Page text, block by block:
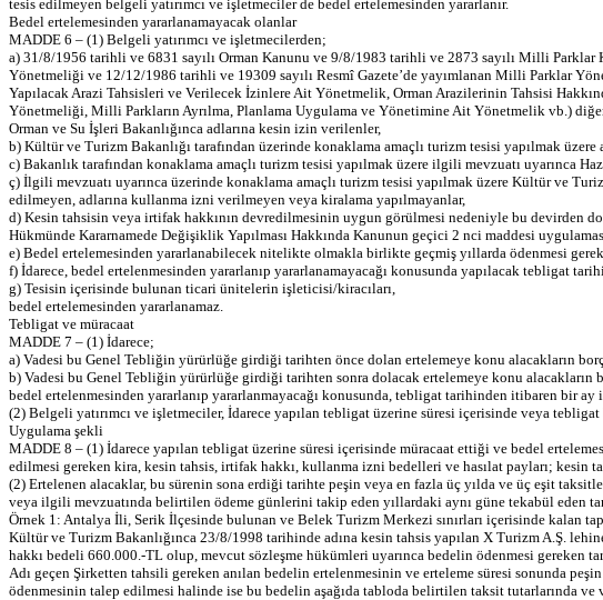
tesis edilmeyen belgeli yatırımcı ve işletmeciler de bedel ertelemesinden yararlanır.
Bedel ertelemesinden yararlanamayacak olanlar
MADDE 6 – (1) Belgeli yatırımcı ve işletmecilerden;
a) 31/8/1956 tarihli ve 6831 sayılı Orman Kanunu ve 9/8/1983 tarihli ve 2873 sayılı Milli
Yönetmeliği ve 12/12/1986 tarihli ve 19309 sayılı Resmî Gazete’de yayımlanan Milli Parklar
Yapılacak Arazi Tahsisleri ve Verilecek İzinlere Ait Yönetmelik, Orman Arazilerinin Tahsisi
Yönetmeliği, Milli Parkların Ayrılma, Planlama Uygulama ve Yönetimine Ait Yönetmelik vb.)
Orman ve Su İşleri Bakanlığınca adlarına kesin izin verilenler,
b) Kültür ve Turizm Bakanlığı tarafından üzerinde konaklama amaçlı turizm tesisi yapılmak üzere
c) Bakanlık tarafından konaklama amaçlı turizm tesisi yapılmak üzere ilgili mevzuatı uyarınca
ç) İlgili mevzuatı uyarınca üzerinde konaklama amaçlı turizm tesisi yapılmak üzere Kültür ve
edilmeyen, adlarına kullanma izni verilmeyen veya kiralama yapılmayanlar,
d) Kesin tahsisin veya irtifak hakkının devredilmesinin uygun görülmesi nedeniyle bu devirden
Hükmünde Kararnamede Değişiklik Yapılması Hakkında Kanunun geçici 2 nci maddesi
e) Bedel ertelemesinden yararlanabilecek nitelikte olmakla birlikte geçmiş yıllarda ödenmesi
f) İdarece, bedel ertelenmesinden yararlanıp yararlanamayacağı konusunda yapılacak tebligat
g) Tesisin içerisinde bulunan ticari ünitelerin işleticisi/kiracıları,
bedel ertelemesinden yararlanamaz.
Tebligat ve müracaat
MADDE 7 – (1) İdarece;
a) Vadesi bu Genel Tebliğin yürürlüğe girdiği tarihten önce dolan ertelemeye konu alacakların
b) Vadesi bu Genel Tebliğin yürürlüğe girdiği tarihten sonra dolacak ertelemeye konu
bedel ertelenmesinden yararlanıp yararlanmayacağı konusunda, tebligat tarihinden itibaren bir
(2) Belgeli yatırımcı ve işletmeciler, İdarece yapılan tebligat üzerine süresi içerisinde veya
Uygulama şekli
MADDE 8 – (1) İdarece yapılan tebligat üzerine süresi içerisinde müracaat ettiği ve bedel
edilmesi gereken kira, kesin tahsis, irtifak hakkı, kullanma izni bedelleri ve hasılat payları;
(2) Ertelenen alacaklar, bu sürenin sona erdiği tarihte peşin veya en fazla üç yılda ve üç eşit
veya ilgili mevzuatında belirtilen ödeme günlerini takip eden yıllardaki aynı güne tekabül eden
Örnek 1: Antalya İli, Serik İlçesinde bulunan ve Belek Turizm Merkezi sınırları içerisinde kalan
Kültür ve Turizm Bakanlığınca 23/8/1998 tarihinde adına kesin tahsis yapılan X Turizm A.Ş.
hakkı bedeli 660.000.-TL olup, mevcut sözleşme hükümleri uyarınca bedelin ödenmesi gereken
Adı geçen Şirketten tahsili gereken anılan bedelin ertelenmesinin ve erteleme süresi sonunda
ödenmesinin talep edilmesi halinde ise bu bedelin aşağıda tabloda belirtilen taksit tutarlarında ve